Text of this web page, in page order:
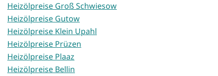
Heizölpreise Groß Schwiesow
Heizölpreise Gutow
Heizölpreise Klein Upahl
Heizölpreise Prüzen
Heizölpreise Plaaz
Heizölpreise Bellin